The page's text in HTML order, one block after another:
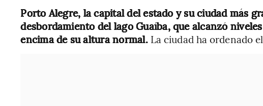
Porto Alegre, la capital del estado y su ciudad más
desbordamiento del lago Guaíba, que alcanzó
encima de su altura normal.La ciudad ha ordenado